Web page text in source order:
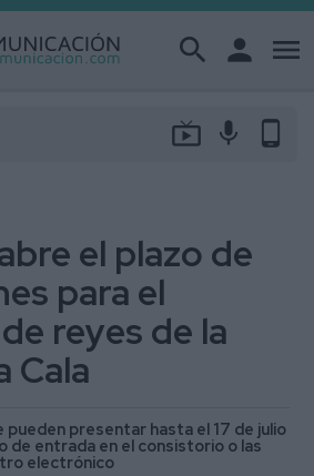
search person menu
live_tv mic phone_android
el plazo de
para el
reyes de la
Cala
pueden presentar hasta el 17 de julio
de entrada en el consistorio o las
electrónico